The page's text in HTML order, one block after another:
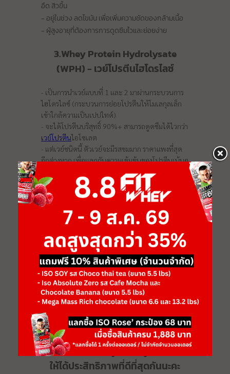
อืด สิวขึ้น
- อยู่ในช่วง ลดไขมัน เพื่อเพิ่มความชัดของกล้ามเนื้อ
- ผู้สูงอายุที่ต้องการการดูดซึมไวและย่อยง่าย
3.Whey Protein Hydrolysate
(WPH) - เวย์โปรตีนไฮโดรไลซ์
- เป็นการนำเวย์แบบที่ 1 และ 2 มาผ่านกระบวนการ
ไฮโดรไลซ์ (กระบวนการย่อยโปรตีนให้โมเลกุลเล็ก
เข้าใกล้ความเป็นเปปไทด์)
- จะได้โปรตีนบริสุทธิ์ 90%+ สามารถดูดซึมได้ไวกว่า
เวย์โปรตีนไอโซเลต
- แต่เวย์ชนิดนี้ ตัวเวย์จะมีรสขมมาก ราคาแพงที่สุด
อีกต่างหาก เพื่อแลกกับความเข้มข้นของโปรตีนเน้นๆ
เหมาะกับใคร?
- ผู้ที่ไม่ทานนมวัว หรือ ทานเวย์ทั้งตัว WPC, WPI แล้ว
ยังคงมีปัญหา
- ผู้ที่ต้องการการดูดซึมที่ไวและการย่อยที่ง่ายมากๆ
เช่น ผู้สูงอายุ หรือผู้ที่มีปัญหาระบบการย่อยอาหาร
ทำงานได้ไม่ค่อยดีนัก
- อยู่ในช่วง ลดไขมัน เพื่อเพิ่มความชัดของกล้ามเนื้อ
ทีนี้ ก็พอทราบแล้วใช่มั้ยคะ ว่า ’
โปรตีน’ (Whey Protein) แต่ละประเภท
เป็นอย่างไรกันบ้าง ว่าแต่...มีหลายชนิด
ขนาดนี้ ก็อย่าลืมเลือกที่เหมาะกับตัวเอง
ศึกษาวิธีการกินที่ถูกต้อง ถูกเวลา เพื่อ
ให้ได้ประสิทธิภาพที่ดีที่สุดกันนะคะ